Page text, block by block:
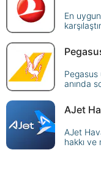
En
Pegasus
anında
AJet
AJet
hakkı ve